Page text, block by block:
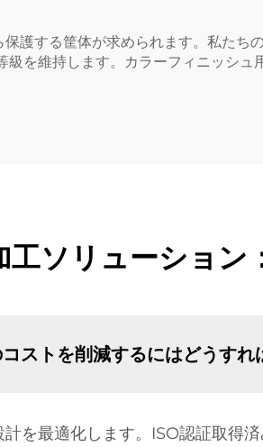
護する筐体が求められます。私た
を維持します。カラーフィニッシ
工ソリューショ
ストを削減するにはどうすれ
を最適化します。ISO認証取得